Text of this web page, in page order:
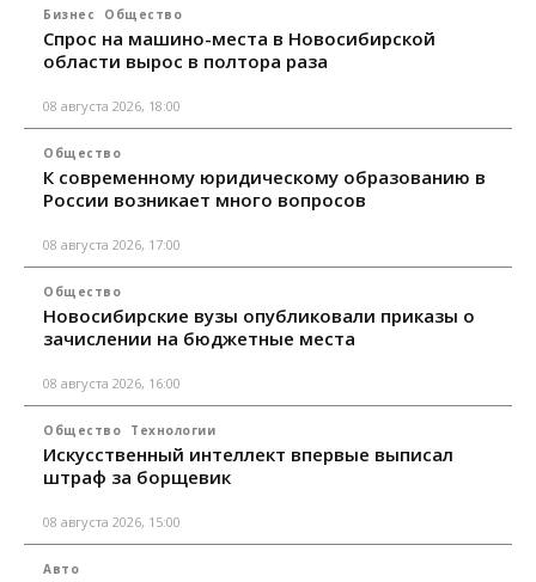
Бизнес Общество
Спрос на машино-места в Новосибирской
области вырос в полтора раза
08 августа 2026, 18:00
Общество
К современному юридическому образованию в
России возникает много вопросов
08 августа 2026, 17:00
Общество
Новосибирские вузы опубликовали приказы о
зачислении на бюджетные места
08 августа 2026, 16:00
Общество Технологии
Искусственный интеллект впервые выписал
штраф за борщевик
08 августа 2026, 15:00
Авто